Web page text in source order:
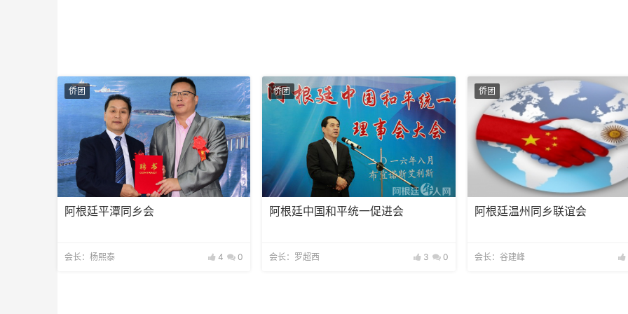
侨团
阿根廷平潭同乡会
会长：杨熙泰 4 0
侨团
阿根廷中国和平统一促进会
会长：罗超西 3 0
侨团
阿根廷温州同乡联谊会
会长：谷建峰